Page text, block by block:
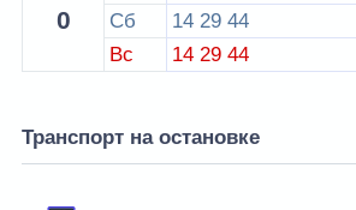
0
Сб
14 29 44
Вс
14 29 44
Транспорт на остановке